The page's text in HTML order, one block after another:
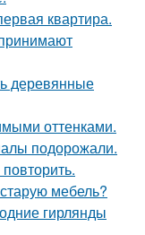
квартира.
деревянные
оттенками.
подорожали.
мебель?
гирлянды